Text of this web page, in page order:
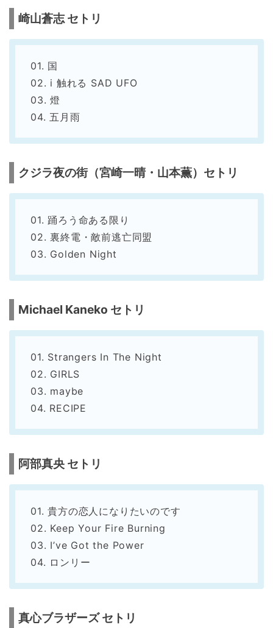
崎山蒼志 セトリ
01. 国
02. i 触れる SAD UFO
03. 燈
04. 五月雨
クジラ夜の街（宮崎一晴・山本薫）セトリ
01. 踊ろう命ある限り
02. 裏終電・敵前逃亡同盟
03. Golden Night
Michael Kaneko セトリ
01. Strangers In The Night
02. GIRLS
03. maybe
04. RECIPE
阿部真央 セトリ
01. 貴方の恋人になりたいのです
02. Keep Your Fire Burning
03. I’ve Got the Power
04. ロンリー
真心ブラザーズ セトリ